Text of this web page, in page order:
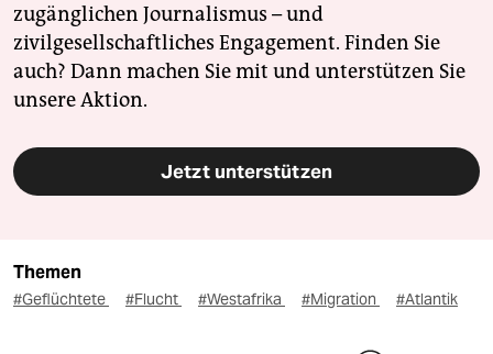
zugänglichen Journalismus – und
zivilgesellschaftliches Engagement. Finden Sie
auch? Dann machen Sie mit und unterstützen Sie
unsere Aktion.
Jetzt unterstützen
Themen
#Geflüchtete #Flucht #Westafrika #Migration #Atlantik